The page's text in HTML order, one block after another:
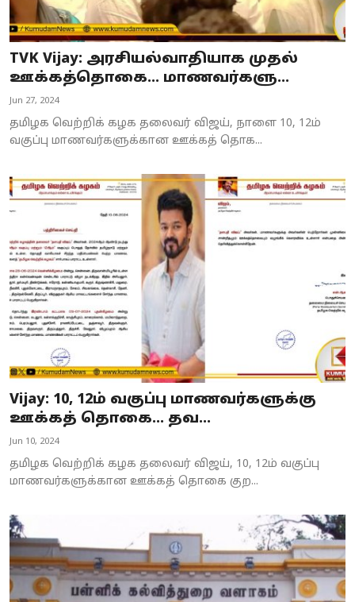
TVK Vijay: அரசியல்வாதியாக முதல்
ஊக்கத்தொகை... மாணவர்களு...
Jun 27, 2024
தமிழக வெற்றிக் கழக தலைவர் விஜய், நாளை 10, 12ம்
வகுப்பு மாணவர்களுக்கான ஊக்கத் தொக...
Vijay: 10, 12ம் வகுப்பு மாணவர்களுக்கு
ஊக்கத் தொகை... தவ...
Jun 10, 2024
தமிழக வெற்றிக் கழக தலைவர் விஜய், 10, 12ம் வகுப்பு
மாணவர்களுக்கான ஊக்கத் தொகை குற...